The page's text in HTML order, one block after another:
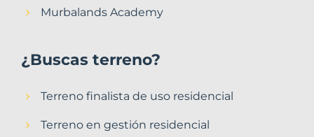
Murbalands Academy
¿Buscas terreno?
Terreno finalista de uso residencial
Terreno en gestión residencial